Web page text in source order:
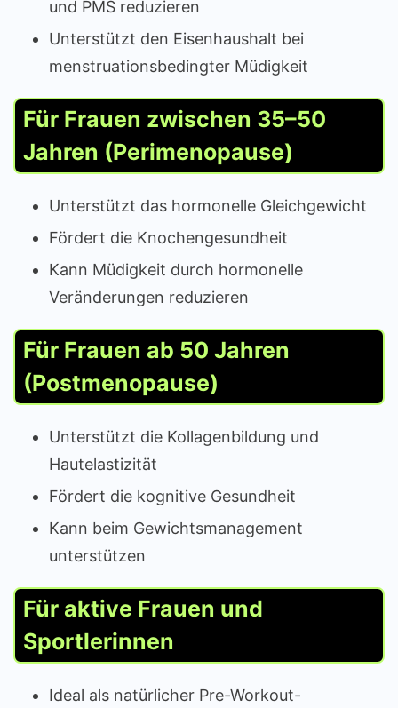
und PMS reduzieren
Unterstützt den Eisenhaushalt bei
menstruationsbedingter Müdigkeit
Für Frauen zwischen 35–50
Jahren (Perimenopause)
Unterstützt das hormonelle Gleichgewicht
Fördert die Knochengesundheit
Kann Müdigkeit durch hormonelle
Veränderungen reduzieren
Für Frauen ab 50 Jahren
(Postmenopause)
Unterstützt die Kollagenbildung und
Hautelastizität
Fördert die kognitive Gesundheit
Kann beim Gewichtsmanagement
unterstützen
Für aktive Frauen und
Sportlerinnen
Ideal als natürlicher Pre-Workout-